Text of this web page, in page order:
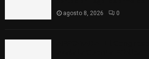
agosto 8, 2026 0